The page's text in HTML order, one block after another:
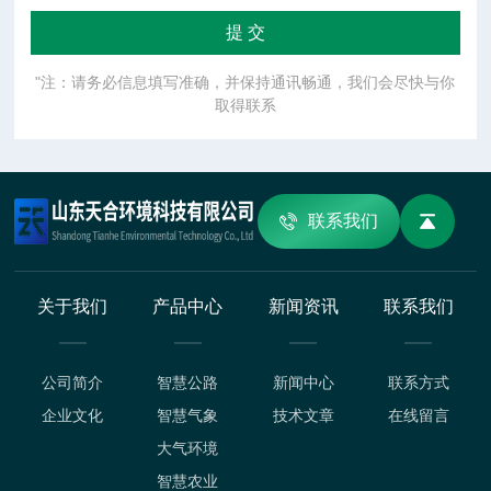
"注：请务必信息填写准确，并保持通讯畅通，我们会尽快与你
取得联系
联系我们
关于我们
公司简介
企业文化
产品中心
智慧公路
智慧气象
大气环境
智慧农业
新闻资讯
新闻中心
技术文章
联系我们
联系方式
在线留言